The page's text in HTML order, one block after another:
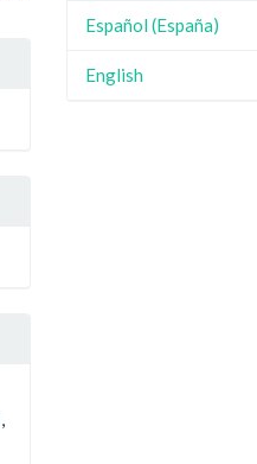
Español (España)
English